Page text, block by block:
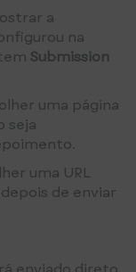
a
na
Submission
uma página
seja
uma URL
de enviar